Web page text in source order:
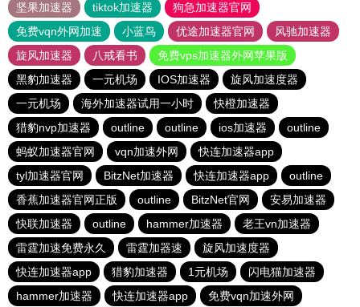
坚果加速器
tiktok加速器
狗急加速器官网
免费vqn外网加速
小蓝鸟 优途加速器官网
风驰加速器
旋风加速器
八戒看书
免费vps加速器外网苹果版
黑豹加速器
一元机场 IOS加速器
旋风加速度器
一元机场
海外加速器试用一小时
快橙加速器
猎豹nvp加速器
outline outline ios加速器
outline
蚂蚁加速器官网
vqn加速外网
快连加速器app
tyl加速器官网
BitzNet加速器 快连加速器app
outline
香蕉加速器官网正版
outline BitzNet官网
安易加速器
快联加速器
outline hammer加速器
老王vn加速器
雷霆加速免费永久
雷霆加器速
旋风加速度器
快连加速器app
猎豹加速器 1元机场
闪电猫加速器
hammer加速器
快连加速器app 免费vqn加速外网